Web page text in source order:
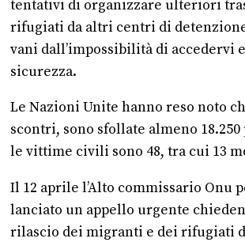
tentativi di organizzare ulteriori
rifugiati da altri centri di
vani dall’impossibilità di accedervi
sicurezza.
Le Nazioni Unite hanno reso noto
scontri, sono sfollate almeno 18.250
le vittime civili sono 48, tra cui 13
Il 12 aprile l’Alto commissario Onu
lanciato un appello urgente
rilascio dei migranti e dei rifugiati